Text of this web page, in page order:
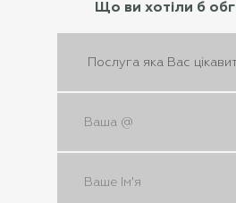
Що ви хотіли б